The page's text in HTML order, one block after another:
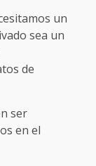
un
sea un
de
ser
en el